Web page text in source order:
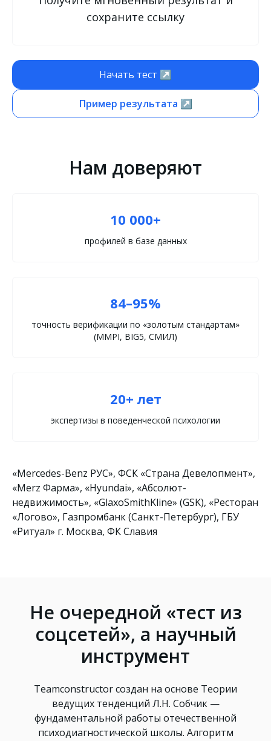
сохраните ссылку
Начать тест ↗
Пример результата ↗
Нам доверяют
10 000+
профилей в базе данных
84–95%
точность верификации по «золотым стандартам»
(MMPI, BIG5, СМИЛ)
20+ лет
экспертизы в поведенческой психологии
«Mercedes-Benz РУС», ФСК «Страна Девелопмент»,
«Merz Фарма», «Hyundai», «Абсолют-
недвижимость», «GlaxoSmithKline» (GSK), «Ресторан
«Логово», Газпромбанк (Санкт-Петербург), ГБУ
«Ритуал» г. Москва, ФК Славия
Не очередной «тест из
соцсетей», а научный
инструмент
Teamconstructor создан на основе Теории
ведущих тенденций Л.Н. Собчик —
фундаментальной работы отечественной
психодиагностической школы. Алгоритм